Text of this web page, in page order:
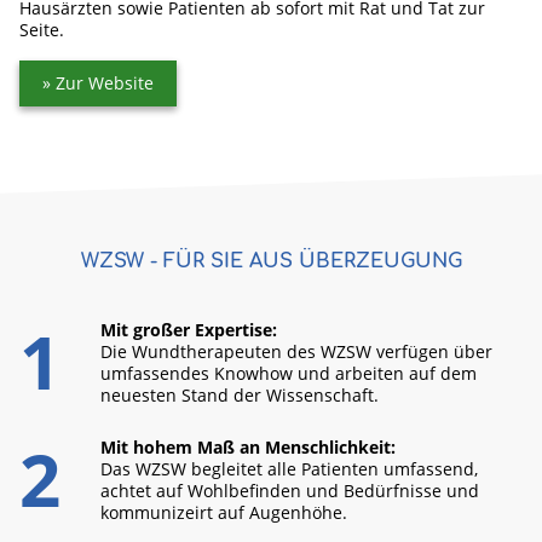
Haus­ärzten sowie Pati­enten ab sofort mit Rat und Tat zur
Seite.
Zur Website
WZSW - FÜR SIE AUS ÜBERZEUGUNG
Mit großer Expertise:
Die Wund­thera­peuten des WZSW verfügen über
um­fassen­des Know­how und arbeiten auf dem
neuesten Stand der Wissen­schaft.
Mit hohem Maß an Menschlichkeit:
Das WZSW begleitet alle Patienten um­fassend,
achtet auf Wohl­be­finden und Be­dürf­nisse und
kom­muni­zeirt auf Augen­höhe.